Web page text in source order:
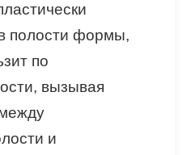
полости формы,
по
вызывая
и